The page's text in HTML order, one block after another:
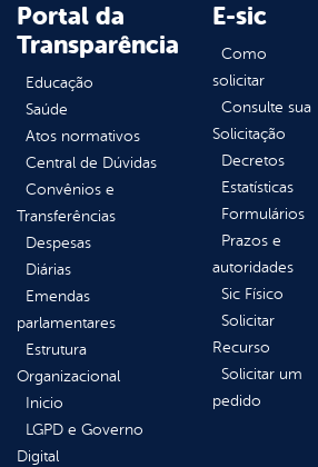
Portal da
Transparência
Educação
Saúde
Atos normativos
Central de Dúvidas
Convênios e
Transferências
Despesas
Diárias
Emendas
parlamentares
Estrutura
Organizacional
Inicio
LGPD e Governo
Digital
E-sic
Como
solicitar
Consulte sua
Solicitação
Decretos
Estatísticas
Formulários
Prazos e
autoridades
Sic Físico
Solicitar
Recurso
Solicitar um
pedido